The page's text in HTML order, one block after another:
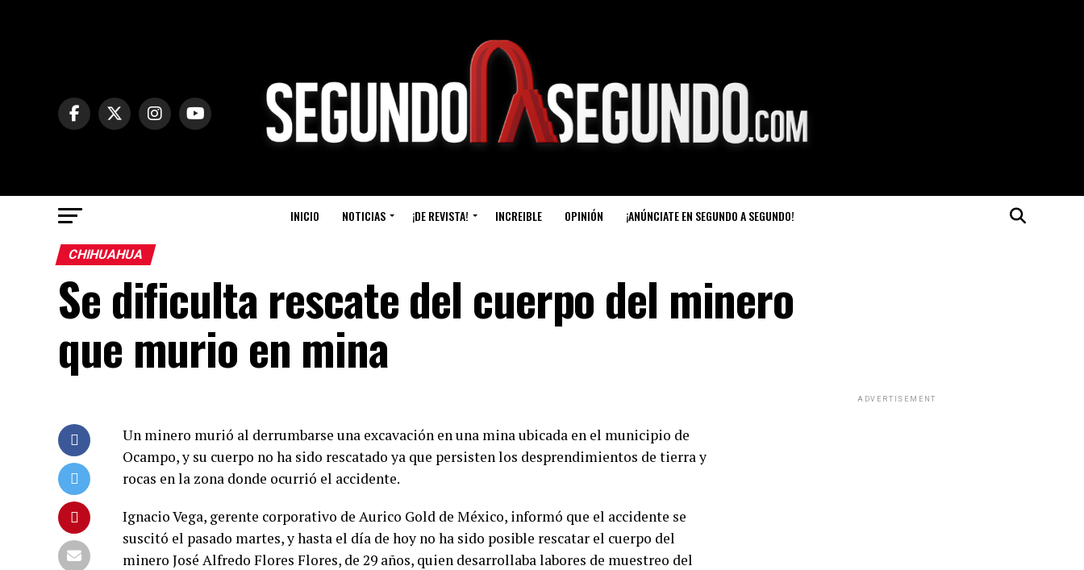
INICIO NOTICIAS ¡DE REVISTA! INCREIBLE OPINIÓN ¡ANÚNCIATE EN SEGUNDO A SEGUNDO!
CHIHUAHUA
Se dificulta rescate del cuerpo del minero
que murio en mina
Un minero murió al derrumbarse una excavación en una mina ubicada en el municipio de
Ocampo, y su cuerpo no ha sido rescatado ya que persisten los desprendimientos de tierra y
rocas en la zona donde ocurrió el accidente.
Ignacio Vega, gerente corporativo de Aurico Gold de México, informó que el accidente se
suscitó el pasado martes, y hasta el día de hoy no ha sido posible rescatar el cuerpo del
minero José Alfredo Flores Flores, de 29 años, quien desarrollaba labores de muestreo del
ADVERTISEMENT